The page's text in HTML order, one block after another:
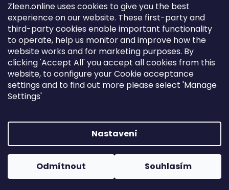
Zleen.online uses cookies to give you the best
experience on our website. These first-party and
third-party cookies enable important functionality
to operate, help us monitor and improve how the
website works and for marketing purposes. By
clicking 'Accept All' you accept all cookies from this
website, to configure your Cookie acceptance
settings and to find out more please select 'Manage
Settings'
Nastavení
Odmítnout Souhlasím
Podpora
Objednávky a doprava
Obchodní podmínky
Ochrana osobních údajů a cookies
Copyright 2026Zleen.online. Všechna práva vyhrazena.
Upravit nastavení cookies